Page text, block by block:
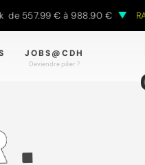
€ à 988.90 €
JOBS@CDH
Deviendre pilier ?